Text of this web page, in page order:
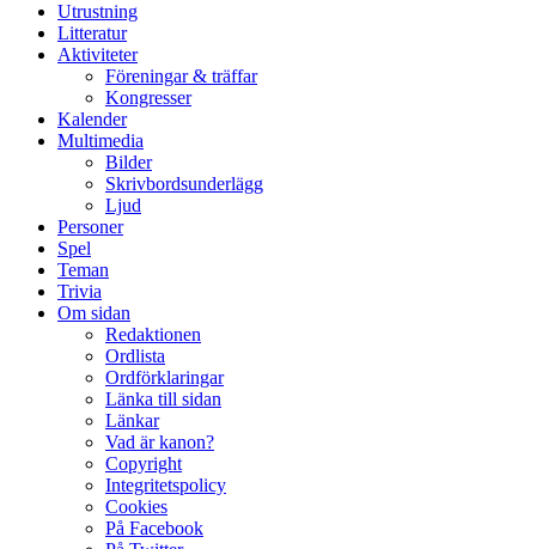
Utrustning
Litteratur
Aktiviteter
Föreningar & träffar
Kongresser
Kalender
Multimedia
Bilder
Skrivbordsunderlägg
Ljud
Personer
Spel
Teman
Trivia
Om sidan
Redaktionen
Ordlista
Ordförklaringar
Länka till sidan
Länkar
Vad är kanon?
Copyright
Integritetspolicy
Cookies
På Facebook